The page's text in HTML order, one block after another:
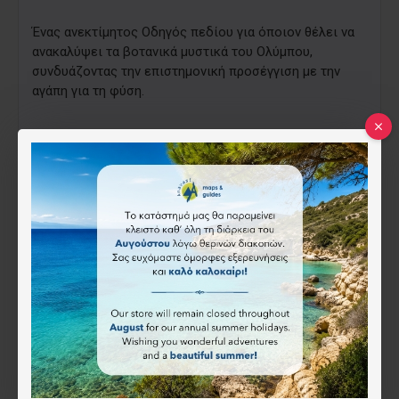
Ένας ανεκτίμητος Οδηγός πεδίου για όποιον θέλει να
ανακαλύψει τα βοτανικά μυστικά του Ολύμπου,
συνδυάζοντας την επιστημονική προσέγγιση με την
αγάπη για τη φύση.
Άρθρα που έχουν γραφτεί για το βιβλίο:
https://dasarxeio.com/2026/05/05/150430/
https://olympiobima.gr/olybos-neos-odigos-gia-ti-
chlorida-kai-ta-endimika-fyta-tou-vounou/
https://www.thessaliatv.gr/news/189086/ta-futa-stis-
diadromes-tou-olumpou--odigos-pediou-gia-ti-xlorida-
tou-bounou/
https://www.amna.gr/home/article/989848/Ta-futa-stis-
diadromes-tou-Olumpou---Odigos-pediou-gia-ti-
chlorida-tou-bounou
https://www.businessdaily.gr/eleytheros-